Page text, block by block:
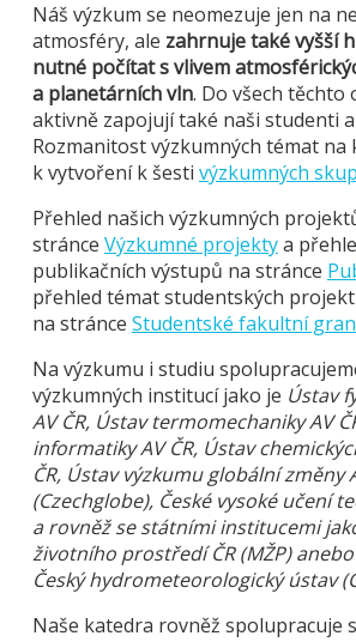
Náš výzkum se neomezuje jen na
atmosféry, ale zahrnuje také vyšší
nutné počítat s vlivem
a planetárních vln. Do všech těchto
aktivně zapojují také naši studenti
Rozmanitost výzkumných témat na
k vytvoření k šesti výzkumných
Přehled našich výzkumných
stránce Výzkumné projektya
publikačních výstupů na stránce
přehled témat studentských
na stránce Studentské fakultní
Na výzkumu i studiu
výzkumných institucí jako je Ústav
AV ČR, Ústav termomechaniky AV
informatiky AV ČR, Ústav
ČR, Ústav výzkumu globální změny
(Czechglobe), České vysoké učení
a rovněž se státními institucemi
životního prostředí ČR (MŽP) anebo
Český hydrometeorologický ústav
Naše katedra rovněž spolupracuje